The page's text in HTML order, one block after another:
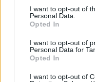
consent section.
I want to opt-out of
Personal Data.
Opted In
I want to opt-out of
Personal Data for
Opted In
I want to opt-out of
Άγιο Φως: Θα
πτήση της AEGEAN